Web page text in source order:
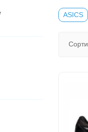
ASICS